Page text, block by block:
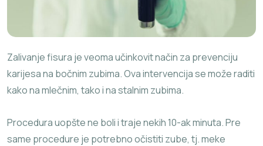
Zalivanje fisura je veoma učinkovit način za prevenciju
karijesa na bočnim zubima. Ova intervencija se može raditi
kako na mlečnim, tako i na stalnim zubima.
Procedura uopšte ne boli i traje nekih 10-ak minuta. Pre
same procedure je potrebno očistiti zube, tj. meke